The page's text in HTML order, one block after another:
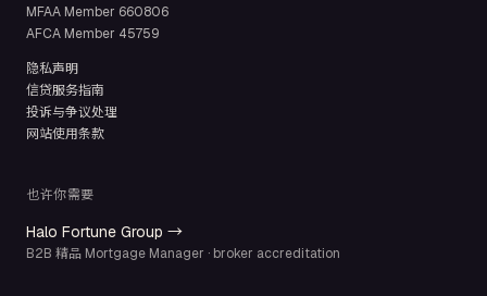
MFAA Member 660806
AFCA Member 45759
隐私声明
信贷服务指南
投诉与争议处理
网站使用条款
也许你需要
Halo Fortune Group →
B2B 精品 Mortgage Manager · broker accreditation